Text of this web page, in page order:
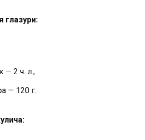
глазури:
— 2 ч. л.;
— 120 г.